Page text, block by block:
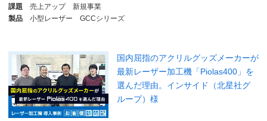
課題
売上アップ
新規事業
製品
小型レーザー GCCシリーズ
国内屈指のアクリルグッズメーカーが
最新レーザー加工機「Piolas400」を
選んだ理由。インサイド（北星社グ
ループ）様